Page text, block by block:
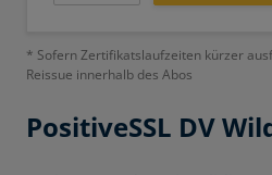
PositiveSSL DV
* Sofern Zertifikatslaufzeiten kürzer
Reissue innerhalb des Abos